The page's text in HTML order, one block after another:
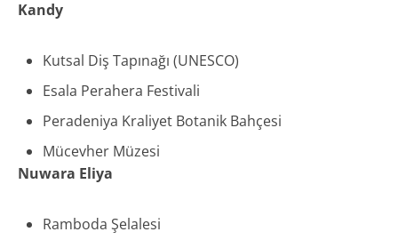
Kandy
Kutsal Diş Tapınağı (UNESCO)
Esala Perahera Festivali
Peradeniya Kraliyet Botanik Bahçesi
Mücevher Müzesi
Nuwara Eliya
Ramboda Şelalesi